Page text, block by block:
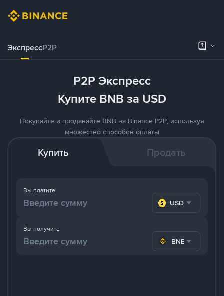
ЭкспрессP2P
P2P Экспресс
Купите BNB за USD
Покупайте и продавайте BNB на Binance P2P, используя
множество способов оплаты
Купить Продать
Вы платите
USD
Вы получите
BNB